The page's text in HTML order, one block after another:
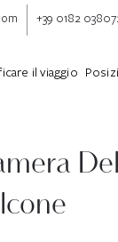
+39 0182
il viaggio